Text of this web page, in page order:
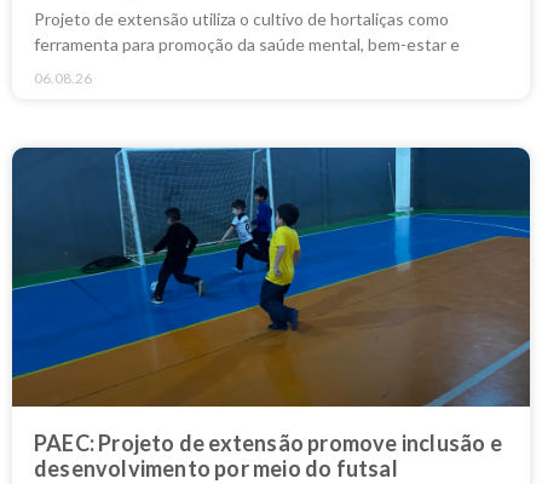
Projeto de extensão utiliza o cultivo de hortaliças como
ferramenta para promoção da saúde mental, bem-estar e
06.08.26
PAEC: Projeto de extensão promove inclusão e
desenvolvimento por meio do futsal